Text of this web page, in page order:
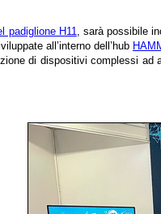
padiglione H11, sarà possibile
all’interno dell’hub
di dispositivi complessi